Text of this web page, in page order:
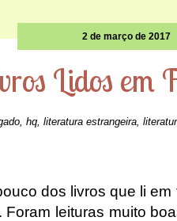
2 de março de 2017
Lidos em
, hq, literatura estrangeira,
dos livros que li
Foram leituras muito